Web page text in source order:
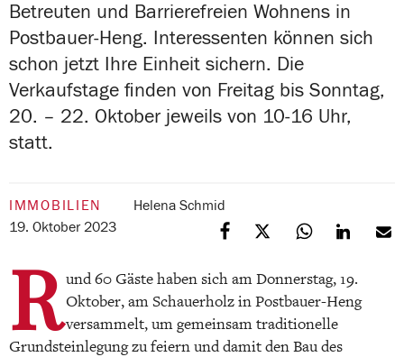
Betreuten und Barrierefreien Wohnens in
Postbauer-Heng. Interessenten können sich
schon jetzt Ihre Einheit sichern. Die
Verkaufstage finden von Freitag bis Sonntag,
20. – 22. Oktober jeweils von 10-16 Uhr,
statt.
IMMOBILIEN
Helena Schmid
19. Oktober 2023
R und 60 Gäste haben sich am Donnerstag, 19.
Oktober, am Schauerholz in Postbauer-Heng
versammelt, um gemeinsam traditionelle
Grundsteinlegung zu feiern und damit den Bau des